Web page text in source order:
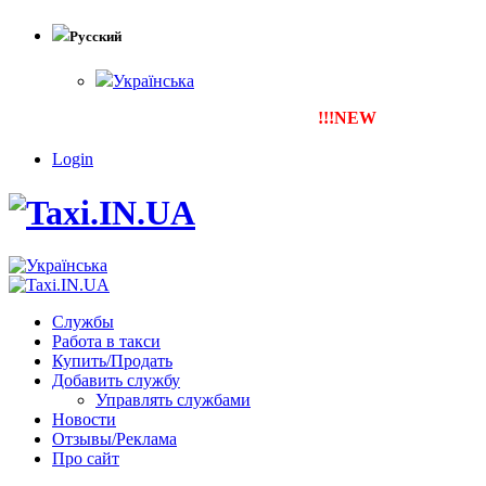
Русский
Українська
!!!NEW Тепер ти можеш
Login
Службы
Работа в такси
Купить/Продать
Добавить службу
Управлять службами
Новости
Отзывы/Реклама
Про сайт